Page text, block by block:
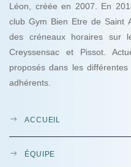
Léon, créée en 2007. En
club Gym Bien Etre de Saint
des créneaux horaires sur
Creyssensac et Pissot.
proposés dans les
adhérents.
ACCUEIL
ÉQUIPE